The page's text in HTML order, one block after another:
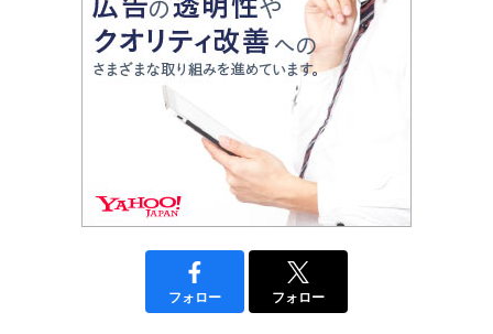
フォロー フォロー